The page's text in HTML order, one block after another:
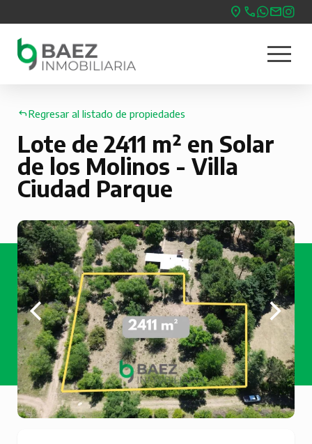
al
contenido
principal
menu
Regresar al listado de propiedades
Lote de 2411 m² en Solar
de los Molinos - Villa
Ciudad Parque